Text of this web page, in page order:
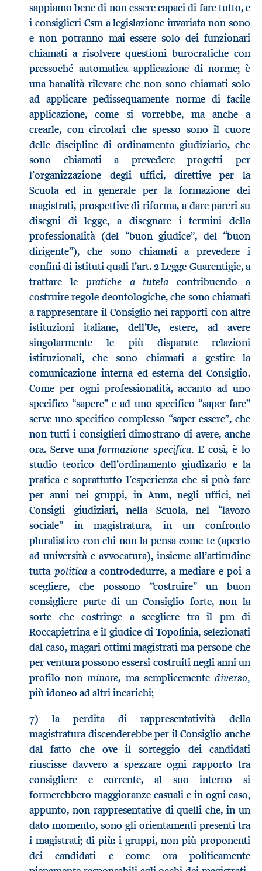
sappiamo bene di non essere capaci di fare tutto, e
i consiglieri Csm a legislazione invariata non sono
e non potranno mai essere solo dei funzionari
chiamati a risolvere questioni burocratiche con
pressoché automatica applicazione di norme; è
una banalità rilevare che non sono chiamati solo
ad applicare pedissequamente norme di facile
applicazione, come si vorrebbe, ma anche a
crearle, con circolari che spesso sono il cuore
delle discipline di ordinamento giudiziario, che
sono chiamati a prevedere progetti per
l’organizzazione degli uffici, direttive per la
Scuola ed in generale per la formazione dei
magistrati, prospettive di riforma, a dare pareri su
disegni di legge, a disegnare i termini della
professionalità (del “buon giudice”, del “buon
dirigente”), che sono chiamati a prevedere i
confini di istituti quali l’art. 2 Legge Guarentigie, a
trattare le pratiche a tutela contribuendo a
costruire regole deontologiche, che sono chiamati
a rappresentare il Consiglio nei rapporti con altre
istituzioni italiane, dell’Ue, estere, ad avere
singolarmente le più disparate relazioni
istituzionali, che sono chiamati a gestire la
comunicazione interna ed esterna del Consiglio.
Come per ogni professionalità, accanto ad uno
specifico “sapere” e ad uno specifico “saper fare”
serve uno specifico complesso “saper essere”, che
non tutti i consiglieri dimostrano di avere, anche
ora. Serve unaformazione specifica. E così, è lo
studio teorico dell’ordinamento giudizario e la
pratica e soprattutto l’esperienza che si può fare
per anni nei gruppi, in Anm, negli uffici, nei
Consigli giudiziari, nella Scuola, nel “lavoro
sociale” in magistratura, in un confronto
pluralistico con chi non la pensa come te (aperto
ad università e avvocatura), insieme all’attitudine
tutta politicaa controdedurre, a mediare e poi a
scegliere, che possono “costruire” un buon
consigliere parte di un Consiglio forte, non la
sorte che costringe a scegliere tra il pm di
Roccapietrina e il giudice di Topolinia, selezionati
dal caso, magari ottimi magistrati ma persone che
per ventura possono essersi costruiti negli anni un
profilo nonminore, ma semplicementediverso,
più idoneo ad altri incarichi;
7) la perdita di rappresentatività della
magistratura discenderebbe per il Consiglio anche
dal fatto che ove il sorteggio dei candidati
riuscisse davvero a spezzare ogni rapporto tra
consigliere e corrente, al suo interno si
formerebbero maggioranze casuali e in ogni caso,
appunto, non rappresentative di quelli che, in un
dato momento, sono gli orientamenti presenti tra
i magistrati; di più: i gruppi, non più proponenti
dei candidati e come ora politicamente